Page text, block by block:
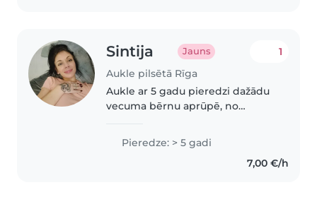
Sintija Jauns
Aukle pilsētā Rīga
1
Aukle ar 5 gadu pieredzi dažādu
vecuma bērnu aprūpē, no
pusaudžiem. Esmu beigusi
Tehnikumu un guvusi pirmās
palīdzības apmācības. Ārīga
Pieredze: > 5 gadi
7,00 €/h